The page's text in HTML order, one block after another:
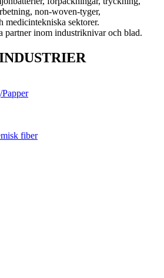
non-woven-tyger,
medicintekniska sektorer.
partner inom industriknivar och blad.
fiber